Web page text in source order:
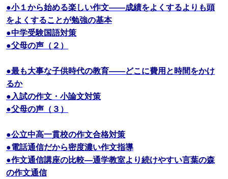
●小１から始める楽しい作文――成績をよくするよりも頭
をよくすることが勉強の基本
●中学受験国語対策
●父母の声（２）
●最も大事な子供時代の教育――どこに費用と時間をかけ
るか
●入試の作文・小論文対策
●父母の声（３）
●公立中高一貫校の作文合格対策
●電話通信だから密度濃い作文指導
●作文通信講座の比較―通学教室より続けやすい言葉の森
の作文通信